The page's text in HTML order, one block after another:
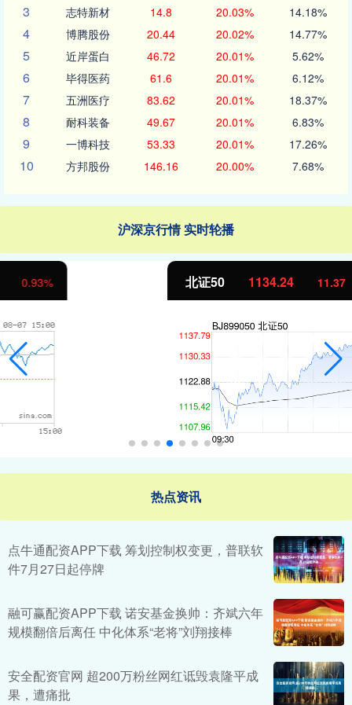
3 志特新材 14.8 20.03% 14.18%
4 博腾股份 20.44 20.02% 14.77%
5 近岸蛋白 46.72 20.01% 5.62%
6 毕得医药 61.6 20.01% 6.12%
7 五洲医疗 83.62 20.01% 18.37%
8 耐科装备 49.67 20.01% 6.83%
9 一博科技 53.33 20.01% 17.26%
10 方邦股份 146.16 20.00% 7.68%
沪深京行情 实时轮播
11.37 1.01%
热点资讯
点牛通配资APP下载 筹划控制权变更，普联软
件7月27日起停牌
融可赢配资APP下载 诺安基金换帅：齐斌六年
规模翻倍后离任 中化体系“老将”刘翔接棒
安全配资官网 超200万粉丝网红诋毁袁隆平成
果，遭痛批